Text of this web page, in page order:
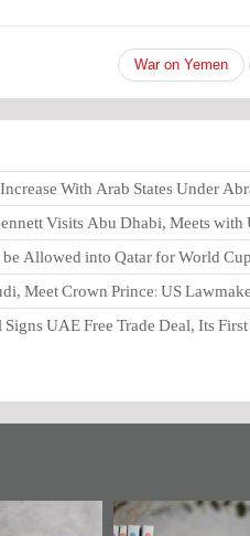
War on Yemen
With Arab States Under
Visits Abu Dhabi, Meets with
be Allowed into Qatar for World
Meet Crown Prince: US
Signs UAE Free Trade Deal, Its
تصنيف موضوعي